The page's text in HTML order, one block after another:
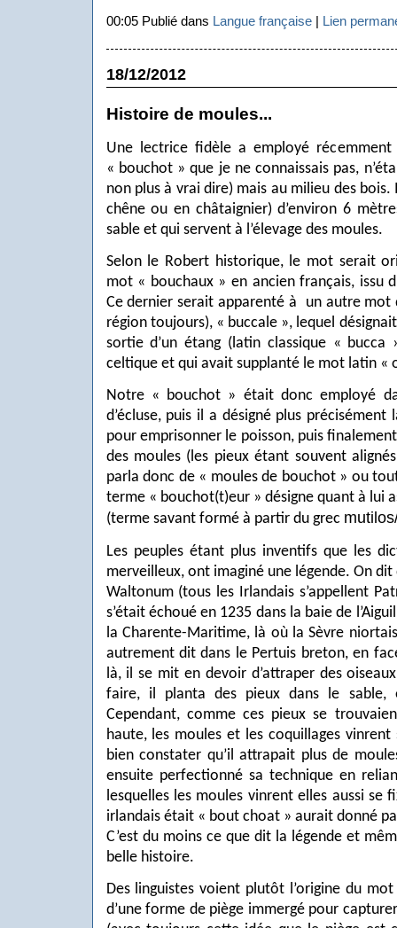
00:05 Publié dans Langue française| Lien
18/12/2012
Histoire de moules...
Une lectrice fidèle a employé
« bouchot » que je ne connaissais pas,
non plus à vrai dire) mais au milieu des bois.
chêne ou en châtaignier) d’environ 6
sable et qui servent à l’élevage des moules.
Selon le Robert historique, le mot serait
mot « bouchaux » en ancien français, issu
Ce dernier serait apparenté à
un autre mot
région toujours), « buccale », lequel
sortie d’un étang (latin classique « bucca
celtique et qui avait supplanté le mot latin «
Notre « bouchot » était donc employé
d’écluse, puis il a désigné plus
pour emprisonner le poisson, puis
des moules (les pieux étant souvent
parla donc de « moules de bouchot » ou
terme « bouchot(t)eur » désigne quant à lui
(terme savant formé à partir du grec
Les peuples étant plus inventifs que les
merveilleux, ont imaginé une légende. On
Waltonum (tous les Irlandais s’appellent
s’était échoué en 1235 dans la baie de
la Charente-Maritime, là où la Sèvre
autrement dit dans le Pertuis breton, en
là, il se mit en devoir d’attraper des
faire, il planta des pieux dans le
Cependant, comme ces pieux se
haute, les moules et les coquillages
bien constater qu’il attrapait plus de
ensuite perfectionné sa technique en
lesquelles les moules vinrent elles aussi
irlandais était « bout choat » aurait donné
C’est du moins ce que dit la légende et
belle histoire.
Des linguistes voient plutôt l’origine du
d’une forme de piège immergé pour